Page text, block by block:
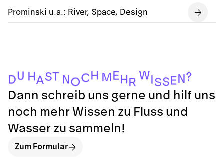
Prominski u.a.: River, Space, Design
DU H AST N OC H M EH R
W
SS E N ?
Dann schreib uns gerne und hilf uns
noch mehr Wissen zu Fluss und
Wasser zu sammeln!
Zum Formular